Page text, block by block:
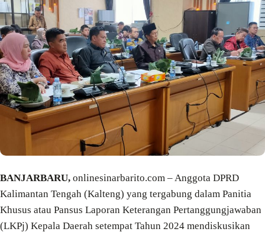
BANJARBARU, onlinesinarbarito.com – Anggota DPRD
Kalimantan Tengah (Kalteng) yang tergabung dalam Panitia
Khusus atau Pansus Laporan Keterangan Pertanggungjawaban
(LKPj) Kepala Daerah setempat Tahun 2024 mendiskusikan